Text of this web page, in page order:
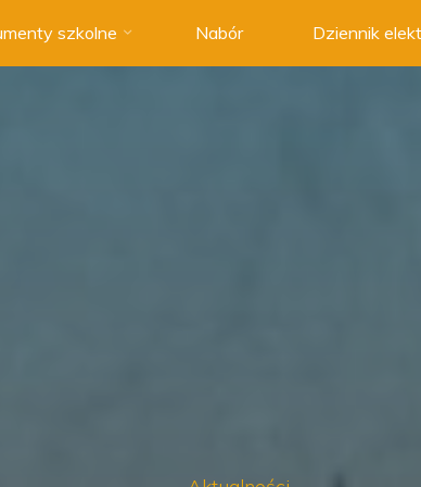
szkolne Nabór Dziennik